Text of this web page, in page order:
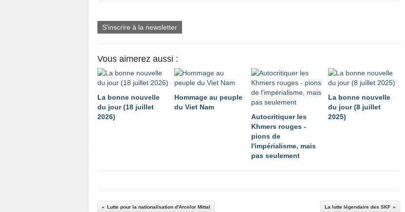
S'inscrire à la newsletter
Vous aimerez aussi :
La bonne nouvelle
du jour (18 juillet
2026)
Hommage au peuple
du Viet Nam
Autocritiquer les
Khmers rouges -
pions de
l'impérialisme, mais
pas seulement
La bonne nouvelle
du jour (8 juillet
2025)
Lutte pour la nationalisation d'Arcelor Mittal La lutte légendaire des SKF